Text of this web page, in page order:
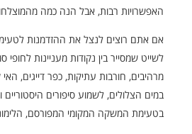
האפשרויות רבות, אבל הנה כמה
אם אתם רוצים לנצל את ההזדמנות
לשייט שמסייר בין נקודות מעניינות לחופי
מרהיבים, חורבות עתיקות, כפר דייגים, האי
במים הצלולים, לשמוע סיפורים היסטוריים
בטעימת המשקה המקומי המפורסם,